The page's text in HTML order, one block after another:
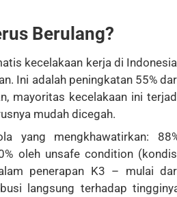
Berulang?
kecelakaan kerja di
Ini adalah peningkatan 55%
mayoritas kecelakaan ini
mudah dicegah.
yang mengkhawatirkan:
oleh unsafe condition
penerapan K3 – mulai
langsung terhadap